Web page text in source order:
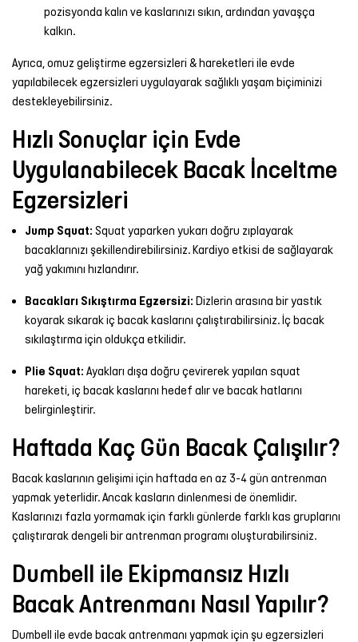
pozisyonda kalın ve kaslarınızı sıkın, ardından yavaşça
kalkın.
Ayrıca, omuz geliştirme egzersizleri & hareketleri ile evde
yapılabilecek egzersizleri uygulayarak sağlıklı yaşam biçiminizi
destekleyebilirsiniz.
Hızlı Sonuçlar için Evde
Uygulanabilecek Bacak İnceltme
Egzersizleri
Jump Squat: Squat yaparken yukarı doğru zıplayarak
bacaklarınızı şekillendirebilirsiniz. Kardiyo etkisi de sağlayarak
yağ yakımını hızlandırır.
Bacakları Sıkıştırma Egzersizi: Dizlerin arasına bir yastık
koyarak sıkarak iç bacak kaslarını çalıştırabilirsiniz. İç bacak
sıkılaştırma için oldukça etkilidir.
Plie Squat: Ayakları dışa doğru çevirerek yapılan squat
hareketi, iç bacak kaslarını hedef alır ve bacak hatlarını
belirginleştirir.
Haftada Kaç Gün Bacak Çalışılır?
Bacak kaslarının gelişimi için haftada en az 3-4 gün antrenman
yapmak yeterlidir. Ancak kasların dinlenmesi de önemlidir.
Kaslarınızı fazla yormamak için farklı günlerde farklı kas gruplarını
çalıştırarak dengeli bir antrenman programı oluşturabilirsiniz.
Dumbell ile Ekipmansız Hızlı
Bacak Antrenmanı Nasıl Yapılır?
Dumbell ile evde bacak antrenmanı yapmak için şu egzersizleri